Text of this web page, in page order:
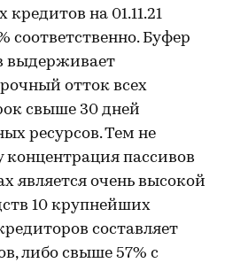
на 01.11.21
соответственно. Буфер
выдерживает
отток всех
свыше 30 дней
ресурсов. Тем не
пассивов
является очень высокой
10 крупнейших
составляет
либо свыше 57% с